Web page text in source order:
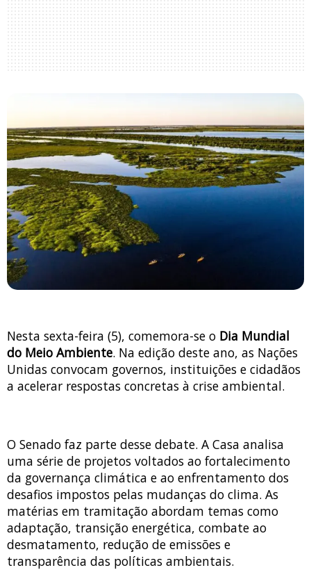
Nesta sexta-feira (5), comemora-se o Dia Mundial
do Meio Ambiente. Na edição deste ano, as Nações
Unidas convocam governos, instituições e cidadãos
a acelerar respostas concretas à crise ambiental.
O Senado faz parte desse debate. A Casa analisa
uma série de projetos voltados ao fortalecimento
da governança climática e ao enfrentamento dos
desafios impostos pelas mudanças do clima. As
matérias em tramitação abordam temas como
adaptação, transição energética, combate ao
desmatamento, redução de emissões e
transparência das políticas ambientais.